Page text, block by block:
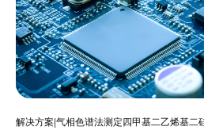
解决方案|气相色谱法测定四甲基二乙烯基二